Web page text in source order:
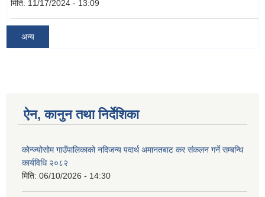
मिति: 11/17/2024 - 13:09
अन्य
ऐन, कानुन तथा निर्देशिका
कोन्ज्योसोम गाउँपालिकाको नदिजन्य पदार्थ अमानतबाट कर संकलन गर्ने सम्बन्धि
कार्यविधि २०८२
मिति: 06/10/2026 - 14:30